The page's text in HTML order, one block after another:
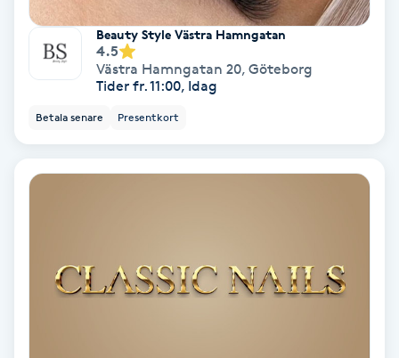
Permanent
Permanent hårborttagning
Permanent ögonbrynsmakeup
Personal shopper
Picolaser
Beauty Style Västra Hamngatan
4.5
Västra Hamngatan 20, Göteborg
Tider fr. 11:00, Idag
Betala senare Presentkort